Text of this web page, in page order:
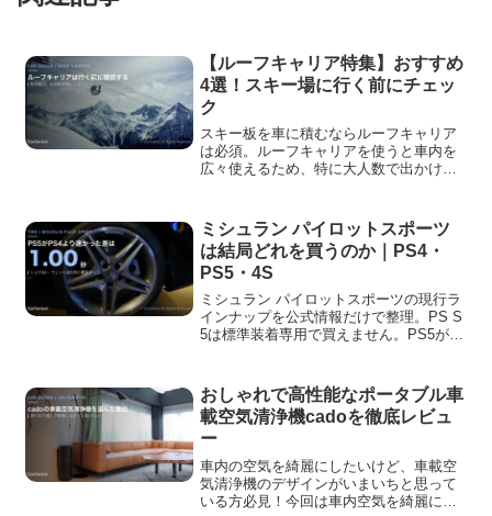
【ルーフキャリア特集】おすすめ
4選！スキー場に行く前にチェッ
ク
スキー板を車に積むならルーフキャリア
は必須。ルーフキャリアを使うと車内を
広々使えるため、特に大人数で出かける
っていませんか。そこで今回はおすすめ
のルーフキャリア【4商品】をまとめまし
た。
ミシュラン パイロットスポーツ
は結局どれを買うのか｜PS4・
PS5・4S
ミシュラン パイロットスポーツの現行ラ
インナップを公式情報だけで整理。PS S
5は標準装着専用で買えません。PS5が
おしゃれで高性能なポータブル車
載空気清浄機cadoを徹底レビュ
ー
車内の空気を綺麗にしたいけど、車載空
気清浄機のデザインがいまいちと思って
いる方必見！今回は車内空気を綺麗にし